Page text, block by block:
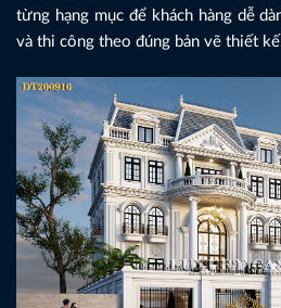
từng hạng mục để khách hàng dễ
và thi công theo đúng bản vẽ thiết